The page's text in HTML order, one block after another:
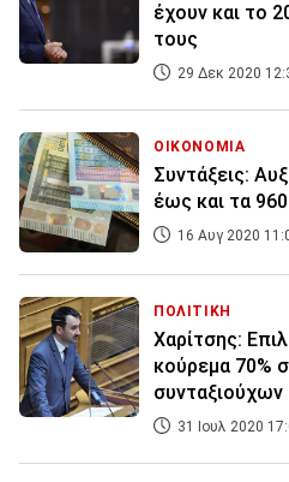
έχουν και το
τους
29 Δεκ 2020
ΟΙΚΟΝΟΜΙΑ
Συντάξεις:
έως και τα
16 Αυγ 2020
ΠΟΛΙΤΙΚΗ
Χαρίτσης:
κούρεμα 70%
συνταξιούχων
31 Ιουλ 2020